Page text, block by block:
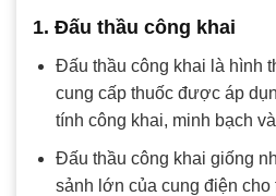
1. Đấu thầu công khai
Đấu thầu công khai là hình
cung cấp thuốc được áp
tính công khai, minh bạch
Đấu thầu công khai giống
sảnh lớn của cung điện